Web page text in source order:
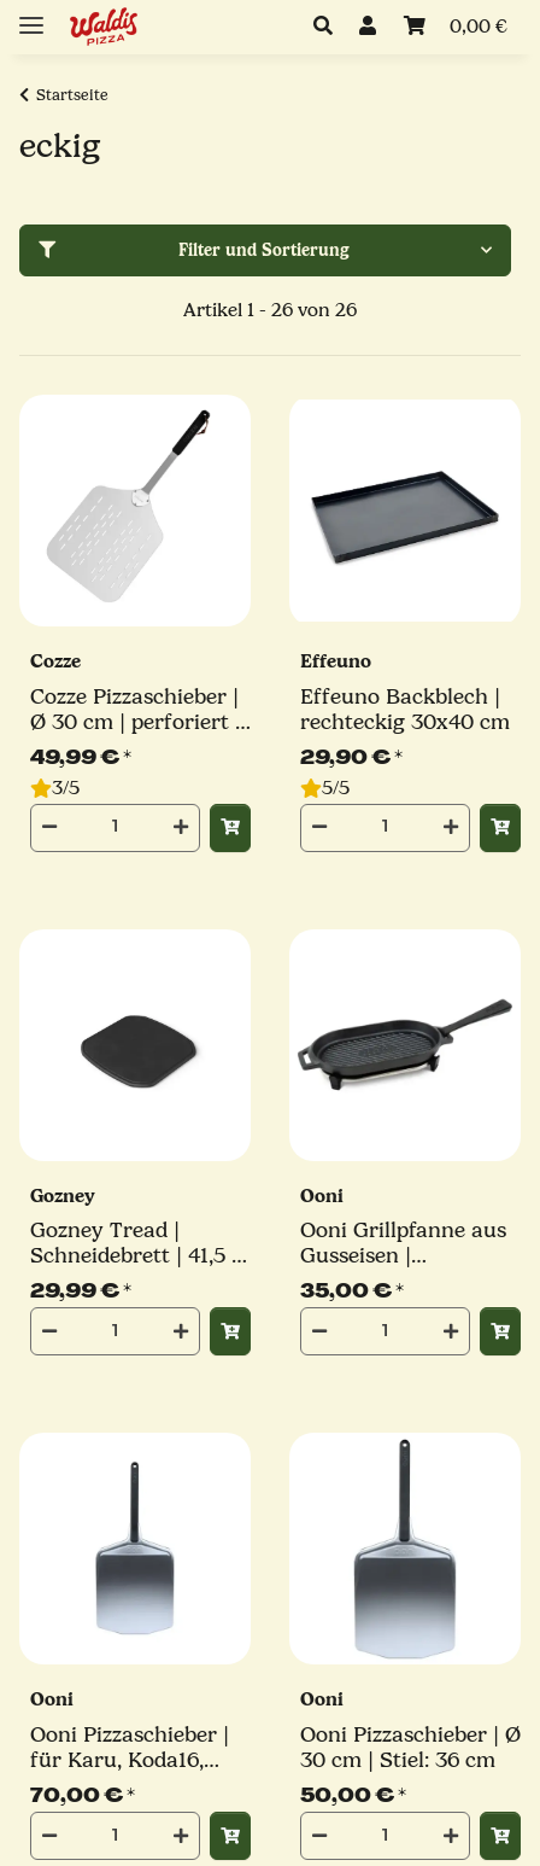
0,00 €
Startseite
eckig
Filter und Sortierung
Artikel 1 - 26 von 26
Cozze
Cozze Pizzaschieber |
Ø 30 cm | perforiert |
Stiel 36cm | eckig
49,99 €*
3/5
Effeuno
Effeuno Backblech |
rechteckig 30x40 cm
29,90 €*
5/5
Gozney
Gozney Tread |
Schneidebrett | ‎41,5 x
37,2 cm
29,99 €*
Ooni
Ooni Grillpfanne aus
Gusseisen |
abnehmbarem Griff
und Untersetzer
35,00 €*
Ooni
Ooni Pizzaschieber |
für Karu, Koda16,
Koda 2 Pro | Ø 40 cm
| Stiel: 36 cm
70,00 €*
Ooni
Ooni Pizzaschieber | Ø
30 cm | Stiel: 36 cm
50,00 €*